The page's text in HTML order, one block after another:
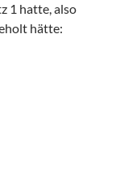
1 hatte, also
hätte: